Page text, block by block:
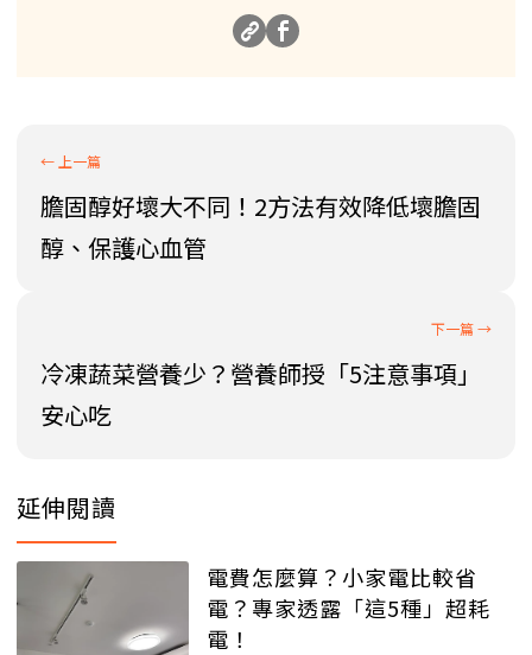
膽固醇好壞大不同！2方法有效降低壞膽固
醇、保護心血管
冷凍蔬菜營養少？營養師授「5注意事項」
安心吃
延伸閱讀
電費怎麼算？小家電比較省
電？專家透露「這5種」超耗
電！